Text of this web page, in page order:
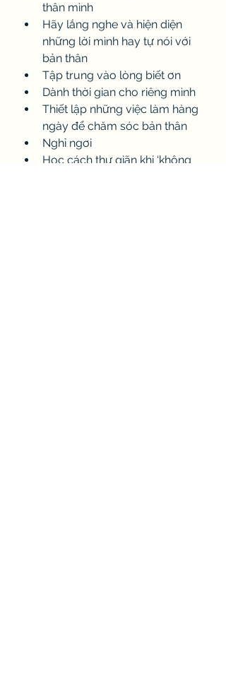
thân mình
Hãy lắng nghe và hiện diện
những lời mình hay tự nói với
bản thân
Tập trung vào lòng biết ơn
Dành thời gian cho riêng mình
Thiết lập những việc làm hàng
ngày để chăm sóc bản thân
Nghỉ ngơi
Học cách thư giãn khi ‘không